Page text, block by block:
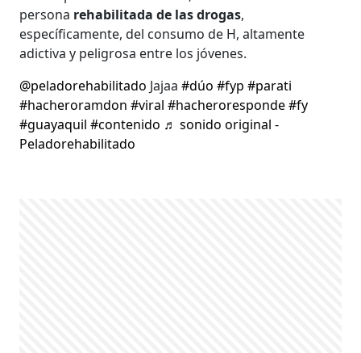
persona rehabilitada de las drogas,
específicamente, del consumo de H, altamente
adictiva y peligrosa entre los jóvenes.
@peladorehabilitado Jajaa#dúo #fyp #parati
#hacheroramdon #viral #hacheroresponde#fy
#guayaquil #contenido ♬ sonido original -
Peladorehabilitado